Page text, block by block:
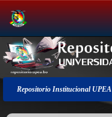
Salir
de
la
navegación
Repositorio Institucional UPEA